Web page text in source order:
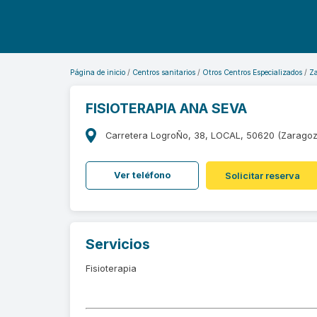
Página de inicio Centros sanitarios Otros Centros Especializados
FISIOTERAPIA ANA SEVA
Carretera LogroÑo, 38, LOCAL, 50620
Ver teléfono Solicitar reserva
Servicios
Fisioterapia